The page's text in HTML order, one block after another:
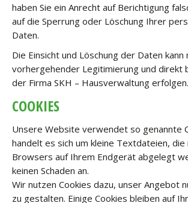
haben Sie ein Anrecht auf Berichtigung
auf die Sperrung oder Löschung Ihrer
Daten.
Die Einsicht und Löschung der Daten kann
vorhergehender Legitimierung und direkt
der Firma SKH – Hausverwaltung erfolgen.
COOKIES
Unsere Website verwendet so genannte
handelt es sich um kleine Textdateien,
Browsers auf Ihrem Endgerät abgelegt
keinen Schaden an.
Wir nutzen Cookies dazu, unser Angebot
zu gestalten. Einige Cookies bleiben auf